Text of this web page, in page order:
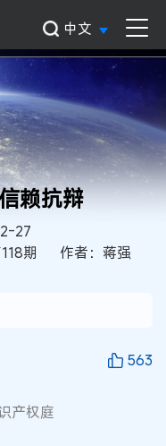
中文
赖抗辩
27
期
作者：蒋强
563
产权庭